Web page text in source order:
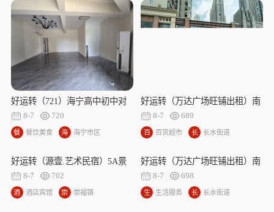
区
美
食
市
区
好运转（721）海宁高中初中对
面多个精装修旺铺出租
8-7 720
餐
美
餐饮美食
海
市
海宁市区
好运转（万达广场旺铺出租）南
湖区秋江花苑小区门口旺铺出租
8-7 689
百
超
百货超市
长
街
长水街道
好运转（源壹.艺术民宿）5A景
区附近16间客房 民宿出租 、1
楼是餐厅+后花园
8-7 702
酒
酒店宾馆
崇
崇福镇
好运转（万达广场旺铺出租）南
湖区秋江花苑小区门口旺铺出租
8-7 698
生
生活服务
长
长水街道